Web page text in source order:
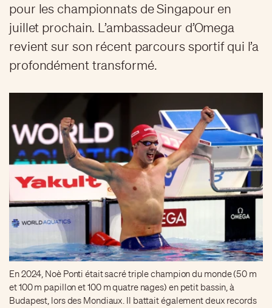
pour les championnats de Singapour en
juillet prochain. L’ambassadeur d’Omega
revient sur son récent parcours sportif qui l’a
profondément transformé.
En 2024, Noè Ponti était sacré triple champion du monde (50 m
et 100 m papillon et 100 m quatre nages) en petit bassin, à
Budapest, lors des Mondiaux. Il battait également deux records